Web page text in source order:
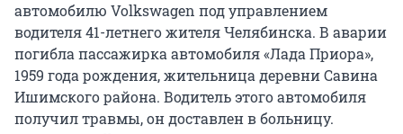
автомобилю Volkswagen под управлением
водителя 41-летнего жителя Челябинска. В аварии
погибла пассажирка автомобиля «Лада Приора»,
1959 года рождения, жительница деревни Савина
Ишимского района. Водитель этого автомобиля
получил травмы, он доставлен в больницу.